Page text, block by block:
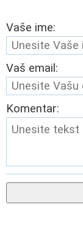
Vaše ime:
Vaš email:
Komentar: